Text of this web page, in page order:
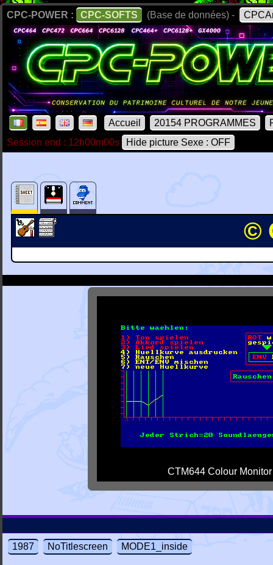
CPC-POWER : CPC-SOFTS (Base de données) -
Accueil 20154 PROGRAMMES
Session end : 12h00m00s
Hide picture Sexe : OFF
©
CTM644 Colour Monitor
1987 NoTitlescreen MODE1_inside